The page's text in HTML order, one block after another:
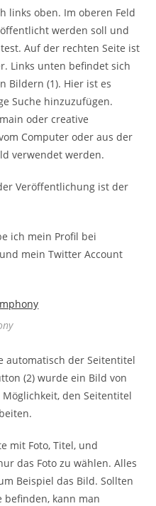
links oben. Im oberen Feld
werden soll und
Auf der rechten Seite ist
Links unten befindet sich
Bildern (1). Hier ist es
Suche hinzuzufügen.
oder creative
Computer oder aus der
verwendet werden.
Veröffentlichung ist der
ich mein Profil bei
mein Twitter Account
automatisch der Seitentitel
(2) wurde ein Bild von
den Seitentitel
mit Foto, Titel, und
das Foto zu wählen. Alles
Beispiel das Bild. Sollten
befinden, kann man